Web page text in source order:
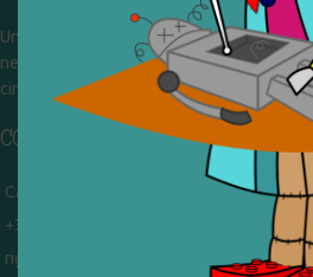
Un gruppo di volontari che sognano di
nel frattempo ricevono in dono giocattoli,
circolazione. Operiamo per un'economia
CONTATTI
Campobasso - via Garibaldi 51
+39 328 767 9587
rigiocattolocb@gmail.com